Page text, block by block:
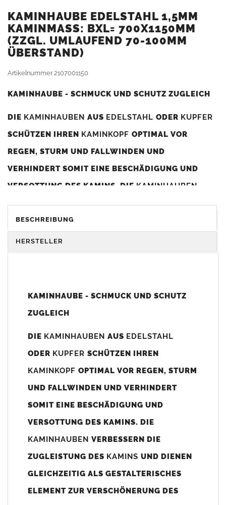
KAMINHAUBE EDELSTAHL 1,5MM
KAMINMASS: BXL= 700X1150MM (
ZZGL. UMLAUFEND 70-100MM Ü
BERSTAND)
Artikelnummer2107001150
KAMINHAUBE - SCHMUCK UND SCHUTZ ZUGLEICH
DIE KAMINHAUBEN AUS EDELSTAHL ODER KUPFER
SCHÜTZEN IHREN KAMINKOPF OPTIMAL VOR
REGEN, STURM UND FALLWINDEN UND
VERHINDERT SOMIT EINE BESCHÄDIGUNG UND
VERSOTTUNG DES KAMINS. DIE KAMINHAUBEN
DIENEN GLEICHZEITIG ALS GESTALTERISCHES
ELEMENT ZUR VERSCHÖNERUNG DES BAUWERKS.
Unsere Maßangaben beziehen sich immer auf das
800mm x 740-800mm angefertigt (siehe Bild/Zeichnung unten).
angefertigt werden (bitte anfragen).
(siehe Bild/Zeichnung unten) angefertigt. Sollten die Bohrungen
nicht passen dann bitte "ohne"Bohrungen (Auswahlfeld)
bis 500mm Kaminbreite: Abstand vom Kaminrand ca.
80mm
BESCHREIBUNG
HERSTELLER
KAMINHAUBE - SCHMUCK UND SCHUTZ
ZUGLEICH
DIE KAMINHAUBEN AUS EDELSTAHL
ODER KUPFER SCHÜTZEN IHREN
KAMINKOPF OPTIMAL VOR REGEN, STURM
UND FALLWINDEN UND VERHINDERT
SOMIT EINE BESCHÄDIGUNG UND
VERSOTTUNG DES KAMINS. DIE
KAMINHAUBEN VERBESSERN DIE
ZUGLEISTUNG DES KAMINS UND DIENEN
GLEICHZEITIG ALS GESTALTERISCHES
ELEMENT ZUR VERSCHÖNERUNG DES